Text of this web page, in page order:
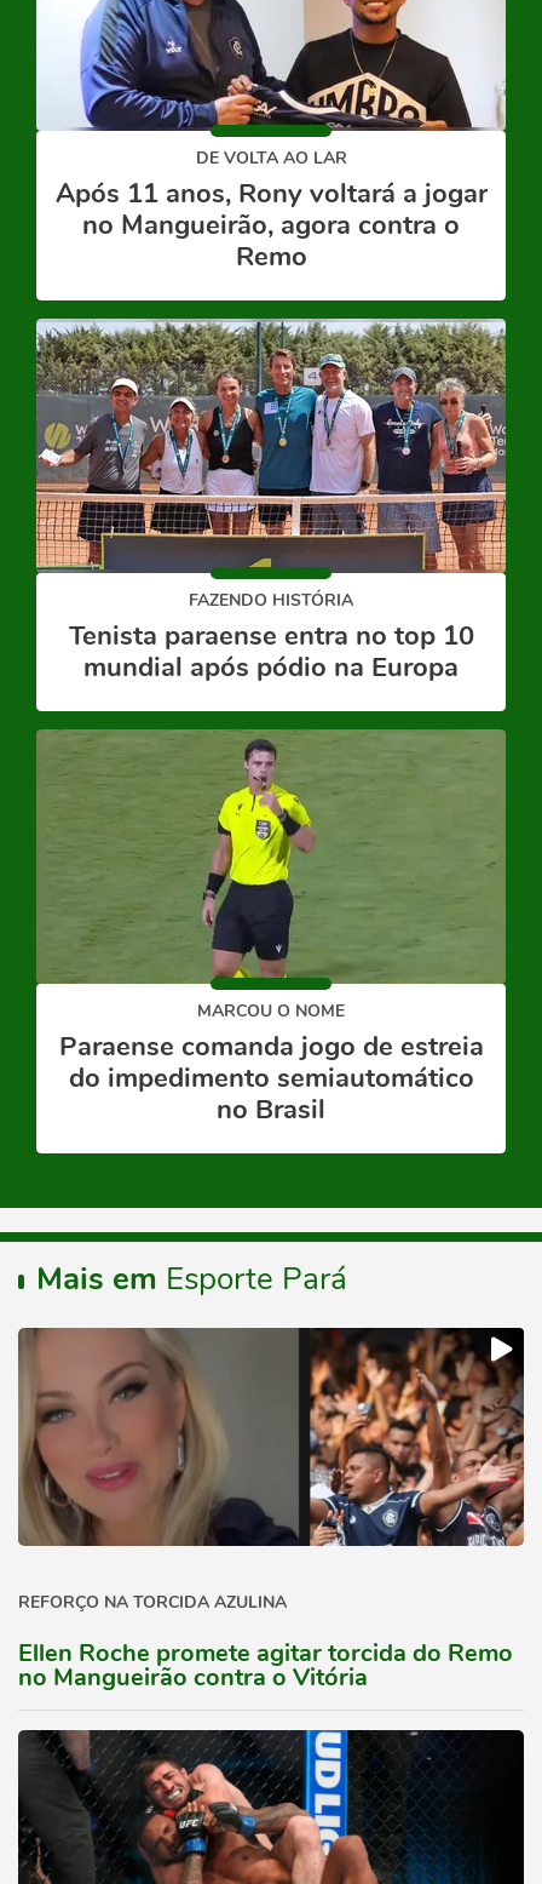
DE VOLTA AO LAR
Após 11 anos, Rony voltará a jogar
no Mangueirão, agora contra o
Remo
FAZENDO HISTÓRIA
Tenista paraense entra no top 10
mundial após pódio na Europa
MARCOU O NOME
Paraense comanda jogo de estreia
do impedimento semiautomático
no Brasil
Mais em Esporte Pará
REFORÇO NA TORCIDA AZULINA
Ellen Roche promete agitar torcida do Remo
no Mangueirão contra o Vitória